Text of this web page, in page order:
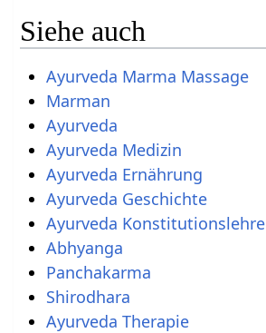
Siehe auch
Ayurveda Marma Massage
Marman
Ayurveda
Ayurveda Medizin
Ayurveda Ernährung
Ayurveda Geschichte
Ayurveda Konstitutionslehre
Abhyanga
Panchakarma
Shirodhara
Ayurveda Therapie